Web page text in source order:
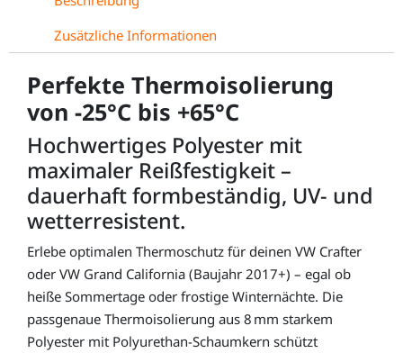
Zusätzliche Informationen
Perfekte Thermoisolierung
von -25°C bis +65°C
Hochwertiges Polyester mit
maximaler Reißfestigkeit –
dauerhaft formbeständig, UV- und
wetterresistent.
Erlebe optimalen Thermoschutz für deinen VW Crafter
oder VW Grand California (Baujahr 2017+) – egal ob
heiße Sommertage oder frostige Winternächte. Die
passgenaue Thermoisolierung aus 8 mm starkem
Polyester mit Polyurethan-Schaumkern schützt